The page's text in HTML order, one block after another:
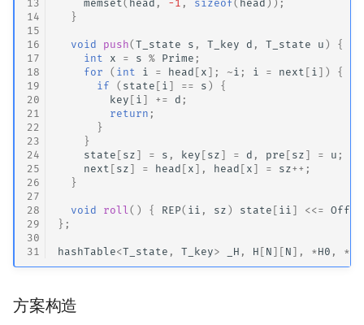
13
14
15
16
17
18
19
20
21
22
23
24
25
26
27
28
29
30
31
memset( head , -1 , sizeof ( head ));
}
void push(T_state s , T_key d , T_state u )
{
int
x = s % Prime ;
for
( int i = head [ x ]; ~i ; i = next [ i ])
{
if
( state [ i ] == s )
{
key [ i ] += d ;
return ;
}
}
state [ sz ] = s , key [ sz ] = d , pre [ sz ] = u ;
next [ sz ] = head [ x ], head [ x ] = sz++ ;
}
void roll() { REP( ii , sz ) state [ ii ] <<=
};
hashTable<T_state , T_key> _H , H [ N ][ N ], * H0 , *
方案构造